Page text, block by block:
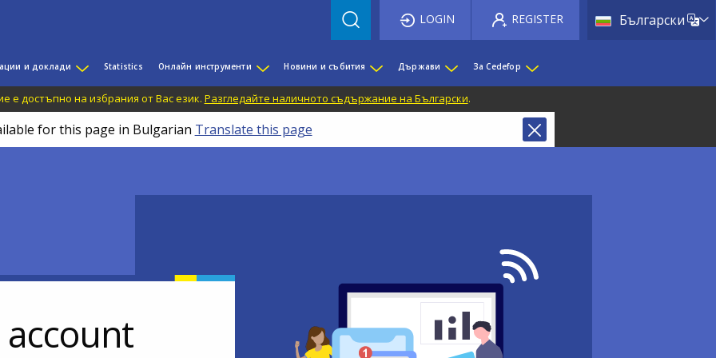
БългарскиList
LOGIN REGISTER
и доклади Statistics Онлайн инструменти Новини и събития Държави За Cedefop
е достъпно на избрания от Вас език. Разгледайте наличното съдържание на Български.
for this page in Bulgarian Translate this page